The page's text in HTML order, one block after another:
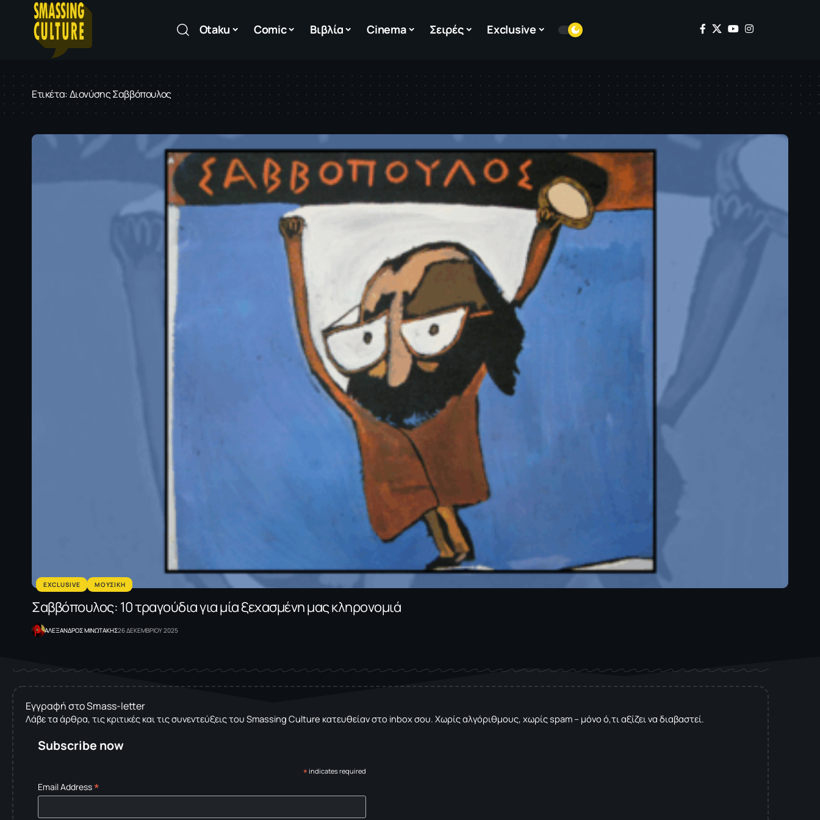
Otaku Comic Βιβλία Cinema Σειρές Exclusive
Ετικέτα:Διονύσης Σαββόπουλος
EXCLUSIVE ΜΟΥΣΙΚΗ
Σαββόπουλος: 10 τραγούδια για μία ξεχασμένη μας κληρονομιά
ΑΛΕΞΑΝΔΡΟΣ ΜΙΝΩΤΑΚΗΣ26 ΔΕΚΕΜΒΡΙΟΥ 2025
Εγγραφή στο Smass-letter
Λάβε τα άρθρα, τις κριτικές και τις συνεντεύξεις του Smassing Culture κατευθείαν στο inbox σου. Χωρίς αλγόριθμους, χωρίς spam – μόνο ό,τι αξίζει να διαβαστεί.
Subscribe now
* indicates required
Email Address*